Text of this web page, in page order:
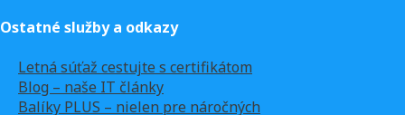
Ostatné služby a odkazy
Letná súťaž cestujte s certifikátom
Blog – naše IT články
Balíky PLUS – nielen pre náročných